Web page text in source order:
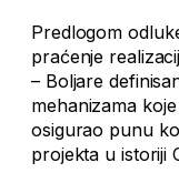
Predlogom
praćenje
– Boljare
mehanizama
osigurao punu
projekta u istoriji